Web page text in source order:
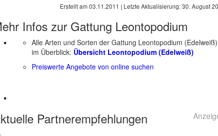
Erstellt am 03.11.2011 | Letzte Aktualisierung:30. August
Infos zur Gattung Leontopodium
Alle Arten und Sorten der Gattung Leontopodium (Edelweiß)
im Überblick: Übersicht Leontopodium (Edelweiß)
Preiswerte Angebote von online suchen
Partnerempfehlungen